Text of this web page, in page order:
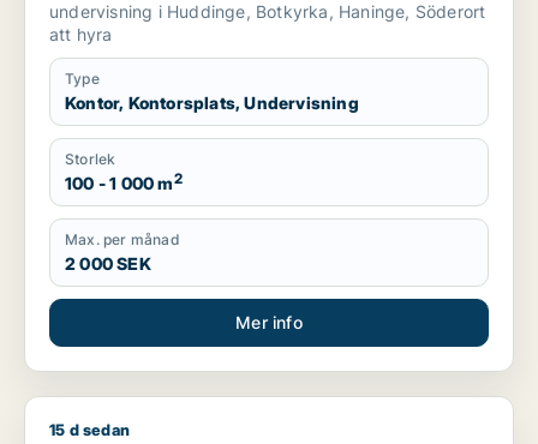
undervisning i Huddinge, Botkyrka, Haninge, Söderort
att hyra
Type
Kontor, Kontorsplats, Undervisning
Storlek
100 - 1 000 m2
Max. per månad
2 000 SEK
Mer info
Simon söker kontor eller kontorsplats för uthyrning i
15 d sedan